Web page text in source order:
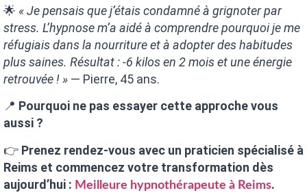
🌟 « Je pensais que j’étais condamné à grignoter par
stress. L’hypnose m’a aidé à comprendre pourquoi je me
réfugiais dans la nourriture et à adopter des habitudes
plus saines. Résultat : -6 kilos en 2 mois et une énergie
retrouvée ! » — Pierre, 45 ans.
📍 Pourquoi ne pas essayer cette approche vous
aussi ?
👉 Prenez rendez-vous avec un praticien spécialisé à
Reims et commencez votre transformation dès
aujourd’hui : Meilleure hypnothérapeute à Reims.